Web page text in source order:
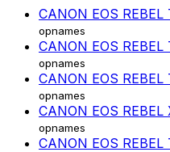
CANON EOS REBEL
opnames
CANON EOS REBEL
opnames
CANON EOS REBEL
opnames
CANON EOS REBEL
opnames
CANON EOS REBEL